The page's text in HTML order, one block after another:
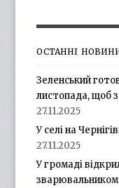
ОСТАННІ
Зеленський
листопада, щоб
27.11.2025
У селі на
27.11.2025
У громаді